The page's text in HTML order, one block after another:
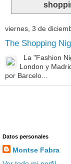
viernes, 3 de
The Shopping
La "Fashion
London y
por Barcelo...
Datos personales
Montse Fabra